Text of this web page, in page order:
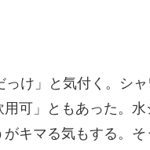
け」と気付く。シ
可」ともあった。水
キマる気もする。